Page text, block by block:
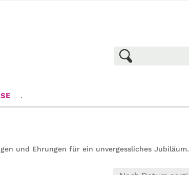
.
und Ehrungen für ein unvergessliches Jubiläum.